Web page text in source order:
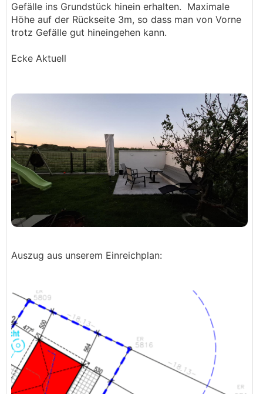
Gefälle ins Grundstück hinein erhalten. Maximale
Höhe auf der Rückseite 3m, so dass man von Vorne
trotz Gefälle gut hineingehen kann.
Ecke Aktuell
Auszug aus unserem Einreichplan: